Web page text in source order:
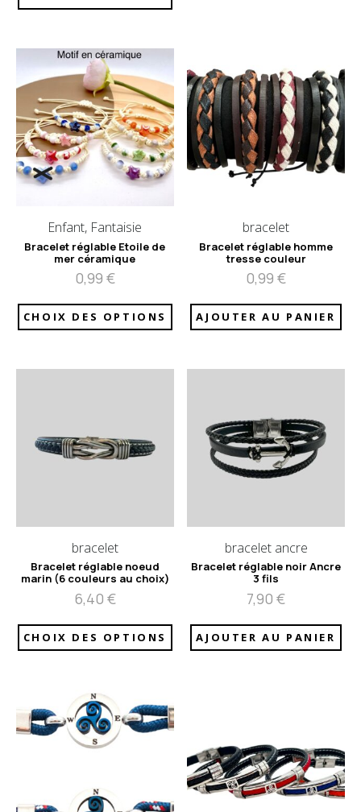
Enfant, Fantaisie
Bracelet réglable Etoile de
mer céramique
0,99 €
CHOIX DES OPTIONS
bracelet
Bracelet réglable homme
tresse couleur
0,99€
AJOUTER AU PANIER
bracelet
Bracelet réglable noeud
marin (6 couleurs au choix)
6,40 €
CHOIX DES OPTIONS
bracelet ancre
Bracelet réglable noir Ancre
3 fils
7,90€
AJOUTER AU PANIER